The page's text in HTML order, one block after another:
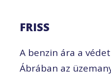
FRISS
A benzin ára a
Ábrában az